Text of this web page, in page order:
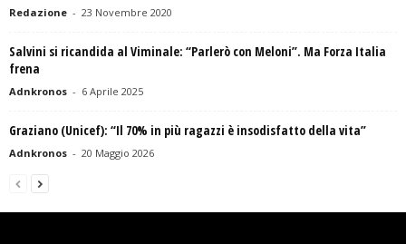
Redazione - 23 Novembre 2020
Salvini si ricandida al Viminale: “Parlerò con Meloni”. Ma Forza Italia
frena
Adnkronos - 6 Aprile 2025
Graziano (Unicef): “Il 70% in più ragazzi è insodisfatto della vita”
Adnkronos - 20 Maggio 2026